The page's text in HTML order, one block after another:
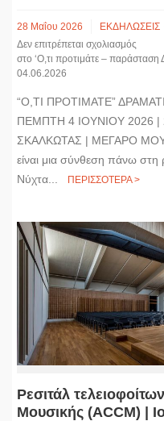
28 Μαΐου 2026 ΕΚΔΗΛΩΣΕΙΣ
Δεν επιτρέπεται σχολιασμός
στο ‘Ο,τι προτιμάτε – παράσταση
04.06.2026
“Ο,ΤΙ ΠΡΟΤΙΜΑΤΕ”
ΠΕΜΠΤΗ 4 ΙΟΥΝΙΟΥ 2026 |
ΣΚΑΛΚΩΤΑΣ | ΜΕΓΑΡΟ
είναι μια σύνθεση πάνω
Νύχτα...
ΠΕΡΙΣΣΟΤΕΡΑ >
Ρεσιτάλ
Μουσικής (ACCM) |